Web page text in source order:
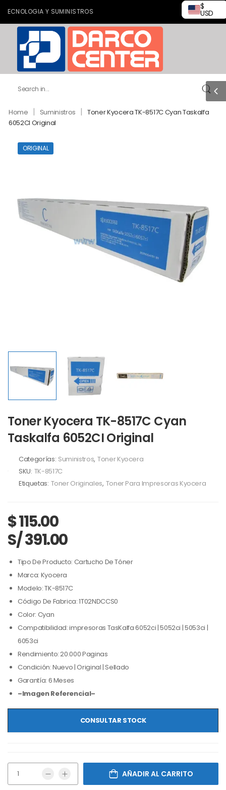
Y SUMINISTROS
$
USD
Home | Suministros | Toner Kyocera TK-8517C Cyan Taskalfa
6052CI Original
ORIGINAL
Toner Kyocera TK-8517C Cyan
Taskalfa 6052CI Original
Categorías: Suministros, Toner Kyocera
SKU: TK-8517C
Etiquetas: Toner Originales, Toner Para Impresoras Kyocera
$115.00
S/ 391.00
Tipo De Producto: Cartucho De Tóner
Marca: Kyocera
Modelo: TK-8517C
Código De Fabrica: 1T02NDCCS0
Color: Cyan
Compatibilidad: impresoras TasKalfa 6052ci | 5052ci | 5053ci |
6053ci
Rendimiento: 20.000 Paginas
Condición: Nuevo | Original | Sellado
Garantía: 6 Meses
–Imagen Referencial–
CONSULTAR STOCK
AÑADIR AL CARRITO